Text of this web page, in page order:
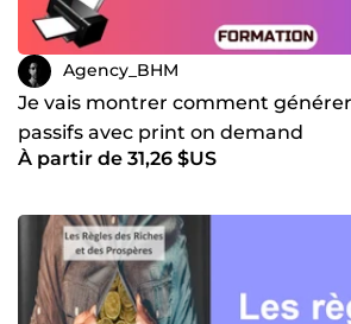
Agency_BHM
Je vais montrer comment
passifs avec print on demand
À partir de 31,26 $US